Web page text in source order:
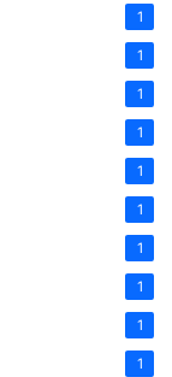
1
1
1
1
1
1
1
1
1
1